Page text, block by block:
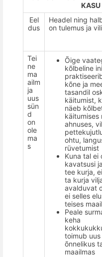
KASU
Eel
dus
Headel ning
on tulemus ja vili
Tei
ne
ma
ailm
ja
uus
sün
d
on
ole
ma
s
Õige
kõlbeline
kõne ja
tasandil
käitumist,
näeb kõ
käitumises
ahnuses,
ohtu,
rüvetumist
Kuna tal ei
kavatsusi
tee kurja,
ta kurja
avalduvat
ei selles
teises
Peale
keha
toimub uus
õnnelikus
maailmas